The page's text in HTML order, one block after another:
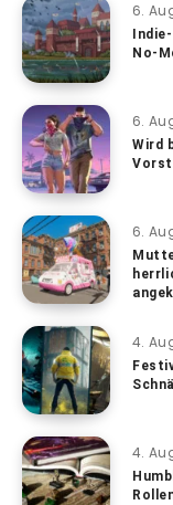
6.
No-
6.
Wird
6.
4.
4.